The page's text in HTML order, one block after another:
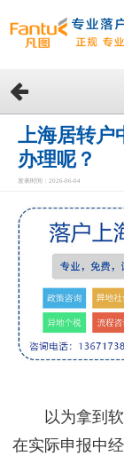
网
站
首
页
留
生
务
优
案
上海居转户
办理呢？
发表时间：2026-06-04
以为拿到软
在实际申报中